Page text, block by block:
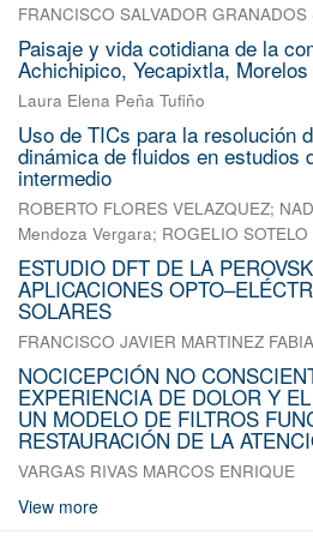
FRANCISCO SALVADOR GRANADOS
Paisaje y vida cotidiana de la
Achichipico, Yecapixtla, Morelos
Laura Elena Peña Tufiño
Uso de TICs para la resolución
dinámica de fluidos en estudios
intermedio
ROBERTO FLORES VELAZQUEZ;
Mendoza Vergara; ROGELIO SOTELO
ESTUDIO DFT DE LA
APLICACIONES
SOLARES
FRANCISCO JAVIER MARTINEZ
NOCICEPCIÓN NO
EXPERIENCIA DE DOLOR Y
UN MODELO DE FILTROS
RESTAURACIÓN DE LA
VARGAS RIVAS MARCOS ENRIQUE
View more